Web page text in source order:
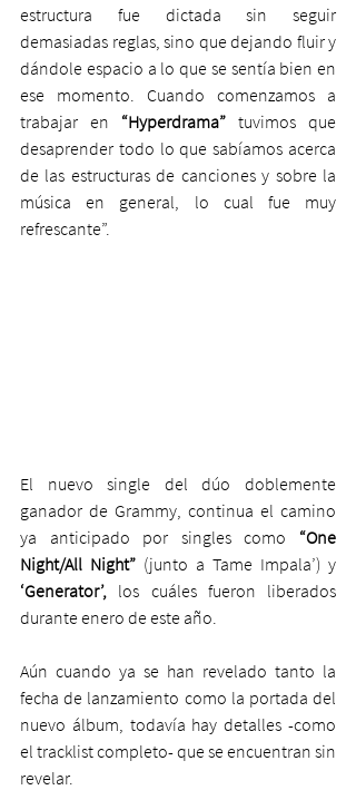
estructura fue dictada sin seguir
demasiadas reglas, sino que dejando fluir y
dándole espacio a lo que se sentía bien en
ese momento. Cuando comenzamos a
trabajar en “Hyperdrama” tuvimos que
desaprender todo lo que sabíamos acerca
de las estructuras de canciones y sobre la
música en general, lo cual fue muy
refrescante”.
El nuevo single del dúo doblemente
ganador de Grammy, continua el camino
ya anticipado por singles como “One
Night/All Night”
‘Generator’, los cuáles fueron liberados
durante enero de este año.
Aún cuando ya se han revelado tanto la
fecha de lanzamiento como la portada del
nuevo álbum, todavía hay detalles -como
el tracklist completo- que se encuentran sin
revelar.